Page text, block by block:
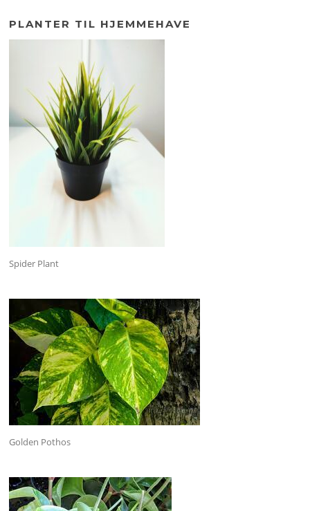
PLANTER TIL HJEMMEHAVE
Spider Plant
Golden Pothos